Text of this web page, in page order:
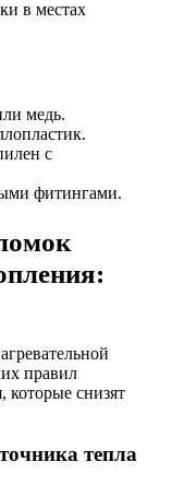
в местах
медь.
с
фитингами.
правил
которые снизят
тепла